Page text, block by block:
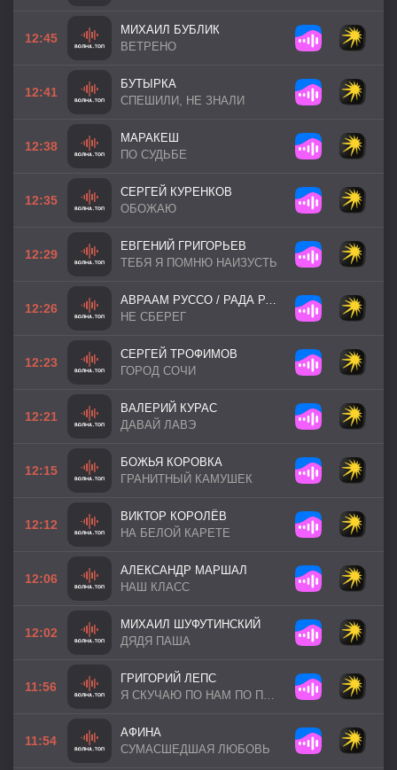
12:45
МИХАИЛ БУБЛИК
ВЕТРЕНО
12:41
БУТЫРКА
СПЕШИЛИ, НЕ ЗНАЛИ
12:38
МАРАКЕШ
ПО СУДЬБЕ
12:35
СЕРГЕЙ КУРЕНКОВ
ОБОЖАЮ
12:29
ЕВГЕНИЙ ГРИГОРЬЕВ
ТЕБЯ Я ПОМНЮ НАИЗУСТЬ
12:26
АВРААМ РУССО / РАДА РАЙ
НЕ СБЕРЕГ
12:23
СЕРГЕЙ ТРОФИМОВ
ГОРОД СОЧИ
12:21
ВАЛЕРИЙ КУРАС
ДАВАЙ ЛАВЭ
12:15
БОЖЬЯ КОРОВКА
ГРАНИТНЫЙ КАМУШЕК
12:12
ВИКТОР КОРОЛЁВ
НА БЕЛОЙ КАРЕТЕ
12:06
АЛЕКСАНДР МАРШАЛ
НАШ КЛАСС
12:02
МИХАИЛ ШУФУТИНСКИЙ
ДЯДЯ ПАША
11:56
ГРИГОРИЙ ЛЕПС
Я СКУЧАЮ ПО НАМ ПО ПРЕЖНИМ
11:54
АФИНА
СУМАСШЕДШАЯ ЛЮБОВЬ